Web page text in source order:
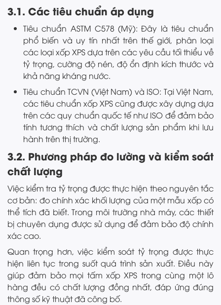
3.1. Các tiêu chuẩn áp dụng
Tiêu chuẩn ASTM C578 (Mỹ): Đây là tiêu chuẩn
phổ biến và uy tín nhất trên thế giới, phân loại
các loại xốp XPS dựa trên các yêu cầu tối thiểu về
tỷ trọng, cường độ nén, độ ổn định kích thước và
khả năng kháng nước.
Tiêu chuẩn TCVN (Việt Nam) và ISO: Tại Việt Nam,
các tiêu chuẩn xốp XPS cũng được xây dựng dựa
trên các quy chuẩn quốc tế như ISO để đảm bảo
tính tương thích và chất lượng sản phẩm khi lưu
hành trên thị trường.
3.2. Phương pháp đo lường và kiểm soát
chất lượng
Việc kiểm tra tỷ trọng được thực hiện theo nguyên tắc
cơ bản: đo chính xác khối lượng của một mẫu xốp có
thể tích đã biết. Trong môi trường nhà máy, các thiết
bị chuyên dụng được sử dụng để đảm bảo độ chính
xác cao.
Quan trọng hơn, việc kiểm soát tỷ trọng được thực
hiện liên tục trong suốt quá trình sản xuất. Điều này
giúp đảm bảo mọi tấm xốp XPS trong cùng một lô
hàng đều có chất lượng đồng nhất, đáp ứng đúng
thông số kỹ thuật đã công bố.